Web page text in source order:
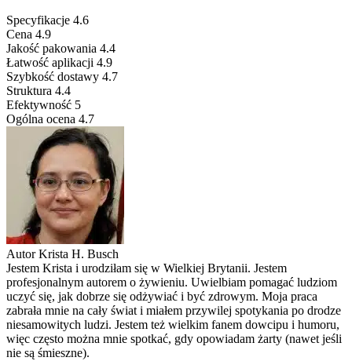
Specyfikacje 4.6
Cena 4.9
Jakość pakowania 4.4
Łatwość aplikacji 4.9
Szybkość dostawy 4.7
Struktura 4.4
Efektywność 5
Ogólna ocena 4.7
Autor Krista H. Busch
Jestem Krista i urodziłam się w Wielkiej Brytanii. Jestem
profesjonalnym autorem o żywieniu. Uwielbiam pomagać ludziom
uczyć się, jak dobrze się odżywiać i być zdrowym. Moja praca
zabrała mnie na cały świat i miałem przywilej spotykania po drodze
niesamowitych ludzi. Jestem też wielkim fanem dowcipu i humoru,
więc często można mnie spotkać, gdy opowiadam żarty (nawet jeśli
nie są śmieszne).